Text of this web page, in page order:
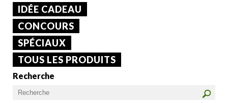
IDÉE CADEAU
CONCOURS
SPÉCIAUX
TOUS LES PRODUITS
Recherche